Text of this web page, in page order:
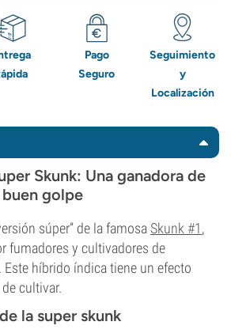
Pago
Seguro
Seguimiento
y
Localización
Skunk: Una ganadora de
golpe
súper” de la famosa Skunk #1,
fumadores y cultivadores de
híbrido índica tiene un efecto
cultivar.
la super skunk